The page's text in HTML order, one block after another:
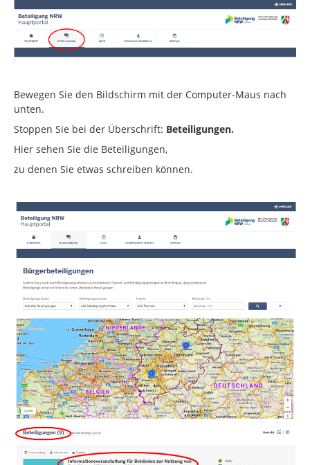
Bewegen Sie den Bildschirm mit der Computer-Maus nach
unten.
Stoppen Sie bei der Überschrift: Beteiligungen.
Hier sehen Sie die Beteiligungen,
zu denen Sie etwas schreiben können.